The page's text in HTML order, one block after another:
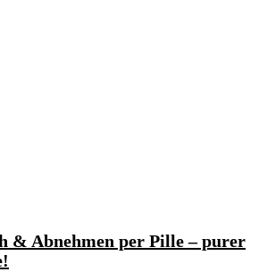
& Abnehmen per Pille – purer